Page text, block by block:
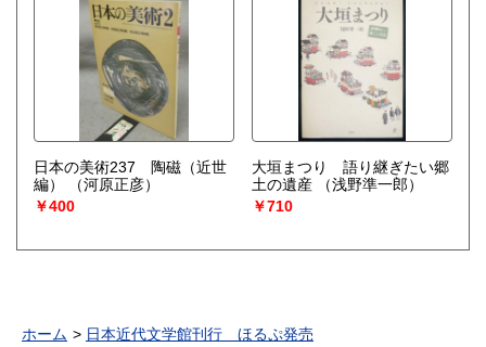
日本の美術237 陶磁（近世
編）
（河原正彦）
￥400
大垣まつり 語り継ぎたい郷
土の遺産
（浅野準一郎）
￥710
ホーム
日本近代文学館刊行 ほるぷ発売